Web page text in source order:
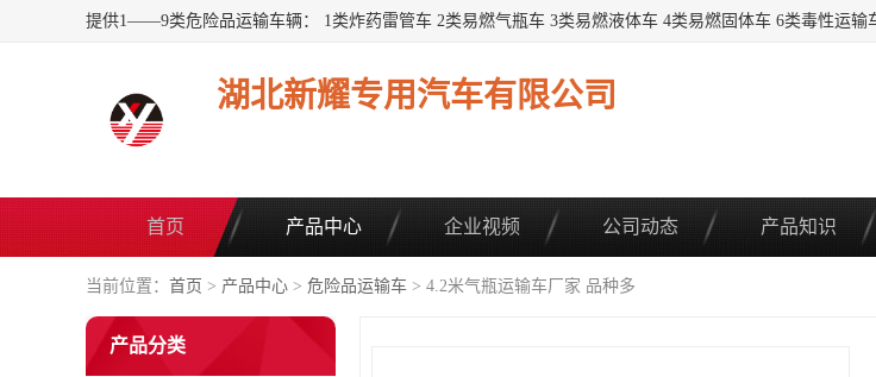
湖北新耀专用汽车有限公司
首页 产品中心 企业视频 公司动态 产品知识
当前位置： 首页 > 产品中心 > 危险品运输车 > 4.2米气瓶运输车厂家 品种多
产品分类